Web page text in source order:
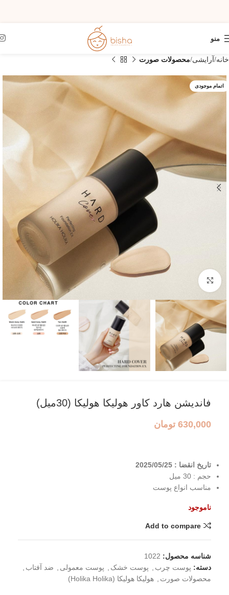
منو
خانه آرایشی محصولات صورت
اتمام موجودی
بزرگنمایی تصویر
فاندیشن هارد کاور هولیکا هولیکا (30میل)
630,000 تومان
تاریخ انقضا : 2025/05/25
حجم : 30 میل
مناسب انواع پوست
ناموجود
Add to compare
شناسه محصول: 1022
دسته: پوست چرب پوست خشک پوست معمولی ضد آفتاب
محصولات صورت
هولیکا هولیکا (Holika Holika)